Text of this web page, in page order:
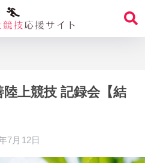
上競技 記録会【結
7月12日